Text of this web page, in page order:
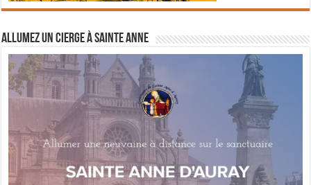
Allumez un cierge à Sainte Anne